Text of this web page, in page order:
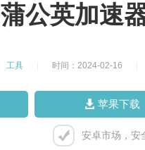
蒲公英加速
工具 时间：2024-02-16
苹果下载
安卓市场，安